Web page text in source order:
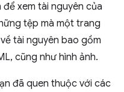
xem tài nguyên của
tệp mà một trang
tài nguyên bao gồm
cũng như hình ảnh.
đã quen thuộc với các